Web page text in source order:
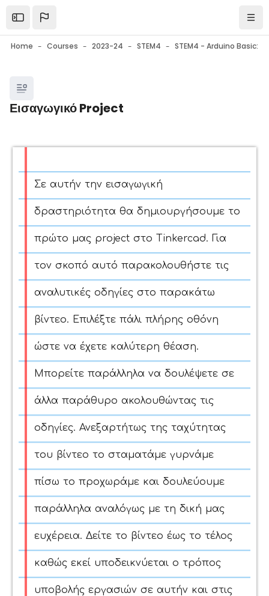
Open the sidebar
Home Courses 2023-24 STEM4
Blocks
Εισαγωγικό Project
Blocks
Σε αυτήν την εισαγωγική
δραστηριότητα θα δημιουργήσουμε το
πρώτο μας project στο Tinkercad. Για
τον σκοπό αυτό παρακολουθήστε τις
αναλυτικές οδηγίες στο παρακάτω
βίντεο. Επιλέξτε πάλι πλήρης οθόνη
ώστε να έχετε καλύτερη θέαση.
Μπορείτε παράλληλα να δουλέψετε σε
άλλα παράθυρο ακολουθώντας τις
οδηγίες. Ανεξαρτήτως της ταχύτητας
του βίντεο το σταματάμε γυρνάμε
πίσω το προχωράμε και δουλεύουμε
παράλληλα αναλόγως με τη δική μας
ευχέρεια. Δείτε το βίντεο έως το τέλος
καθώς εκεί υποδεικνύεται ο τρόπος
υποβολής εργασιών σε αυτήν και στις